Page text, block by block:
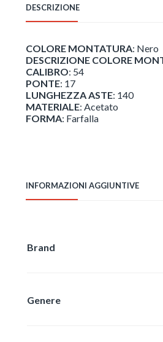
DESCRIZIONE
COLORE MONTATURA: Nero
DESCRIZIONE COLORE
CALIBRO: 54
PONTE: 17
LUNGHEZZA ASTE: 140
MATERIALE: Acetato
FORMA: Farfalla
INFORMAZIONI AGGIUNTIVE
Brand
Genere